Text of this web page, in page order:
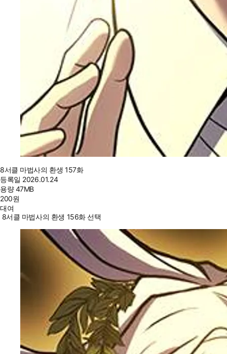
8서클 마법사의 환생 157화
등록일 2026.01.24
용량47MB
200원
대여
8서클 마법사의 환생 156화 선택